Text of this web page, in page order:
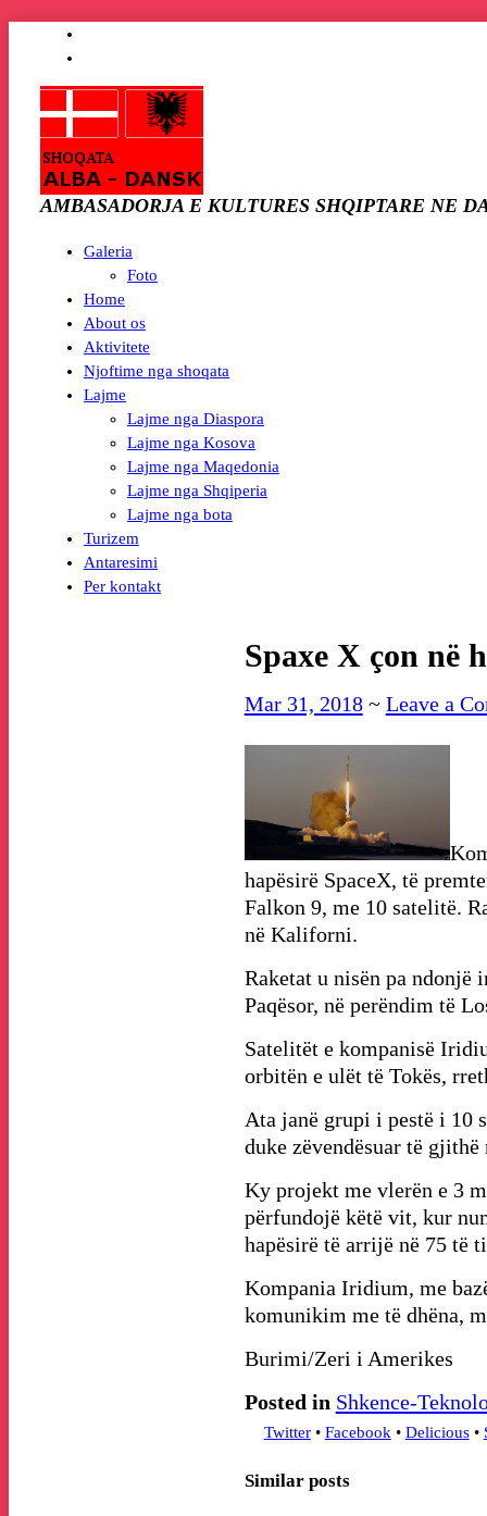
AMBASADORJA E KULTURES SHQIPTARE NE
Galeria
Foto
Home
About os
Aktivitete
Njoftime nga shoqata
Lajme
Lajme nga Diaspora
Lajme nga Kosova
Lajme nga Maqedonia
Lajme nga Shqiperia
Lajme nga bota
Turizem
Antaresimi
Per kontakt
Spaxe X çon në
Mar 31, 2018 ~ Leave a
hapësirë SpaceX, të
Falkon 9, me 10 satelitë.
në Kaliforni.
Raketat u nisën pa ndonjë
Paqësor, në perëndim të
Satelitët e kompanisë
orbitën e ulët të Tokës,
Ata janë grupi i pestë i 10
duke zëvendësuar të
Ky projekt me vlerën e 3
përfundojë këtë vit, kur
hapësirë të arrijë në 75 të
Kompania Iridium, me
komunikim me të dhëna,
Burimi/Zeri i Amerikes
Posted in Shkence-
Twitter• Facebook • Delicious•
Similar posts